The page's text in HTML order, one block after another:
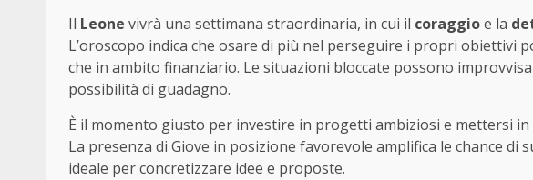
Il Leone vivrà una settimana straordinaria, in cui il coraggioe la
L’oroscopo indica che osare di più nel perseguire i propri obiettivi
che in ambito finanziario. Le situazioni bloccate possono
possibilità di guadagno.
È il momento giusto per investire in progetti ambiziosi e mettersi
La presenza di Giove in posizione favorevole amplifica le chance di
ideale per concretizzare idee e proposte.